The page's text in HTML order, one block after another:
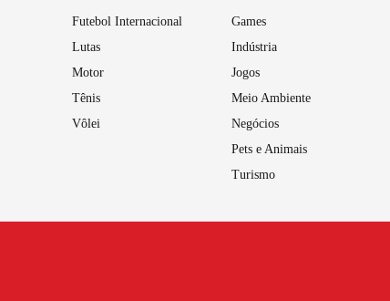
Futebol Internacional
Lutas
Motor
Tênis
Vôlei
Games
Indústria
Jogos
Meio Ambiente
Negócios
Pets e Animais
Turismo